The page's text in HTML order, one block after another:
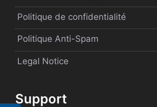
Politique de confidentialité
Politique Anti-Spam
Legal Notice
Support